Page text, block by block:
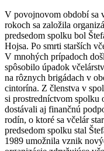
V povojnovom období sa
rokoch sa založila
predsedom spolku bol
Hojsa. Po smrti starších
V mnohých prípadoch
spôsobilo úpadok
na rôznych brigádach v
cintorína. Z členstva v
si prostredníctvom spolku
dostávali aj finančnú
rodín, o ktoré sa včelár
predsedom spolku stal
1989 umožnila vznik